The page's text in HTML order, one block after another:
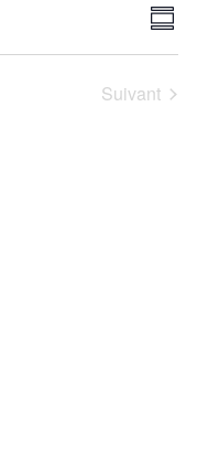
de
vues
Résumé
Suivant